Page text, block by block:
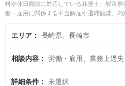
料や休日面談に対応している弁護士、解決
働・雇用に関係する不当解雇や退職勧奨、
み検索もでき便利です。特に荒木・川端法
ベスト法律事務所 長崎オフィスの草野 浩介
談したい』『業務上過失のトラブル解決の
い』『初回相談無料で業務上過失を法律相
約したい』などでお困りの相談者さんにおす
エリア 長崎県、長崎市
相談内容 労働・雇用、業務上過
詳細条件 未選択